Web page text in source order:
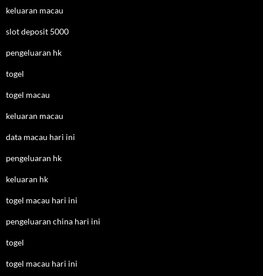
keluaran macau
slot deposit 5000
pengeluaran hk
togel
togel macau
keluaran macau
data macau hari ini
pengeluaran hk
keluaran hk
togel macau hari ini
pengeluaran china hari ini
togel
togel macau hari ini